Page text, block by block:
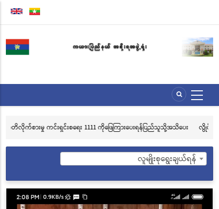
အဓိက
အကြောင်းအရာ
သွား
မည်
ေးရန်ပြည်သူသို့အသိပေး
လွိုင်ကော်မြို့၊ သမိုင်းဝင်ဆုတောင်းပြည့် မြို့နာမ်ရွှေစေတီတေ
ဘုံကထိန် အလှူတော်မင်္ဂလာအခမ်းအနား ကျင်းပ
လူမျိုးစုရွေးချယ်ရန်